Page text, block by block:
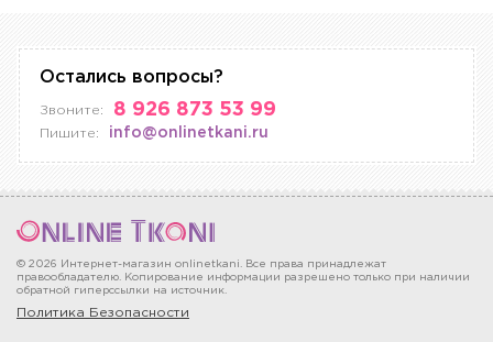
Остались вопросы?
Звоните: 8 926 873 53 99
Пишите: info@onlinetkani.ru
© 2026 Интернет-магазин onlinetkani. Все права принадлежат
правообладателю. Копирование информации разрешено только при наличии
обратной гиперссылки на источник.
Политика Безопасности